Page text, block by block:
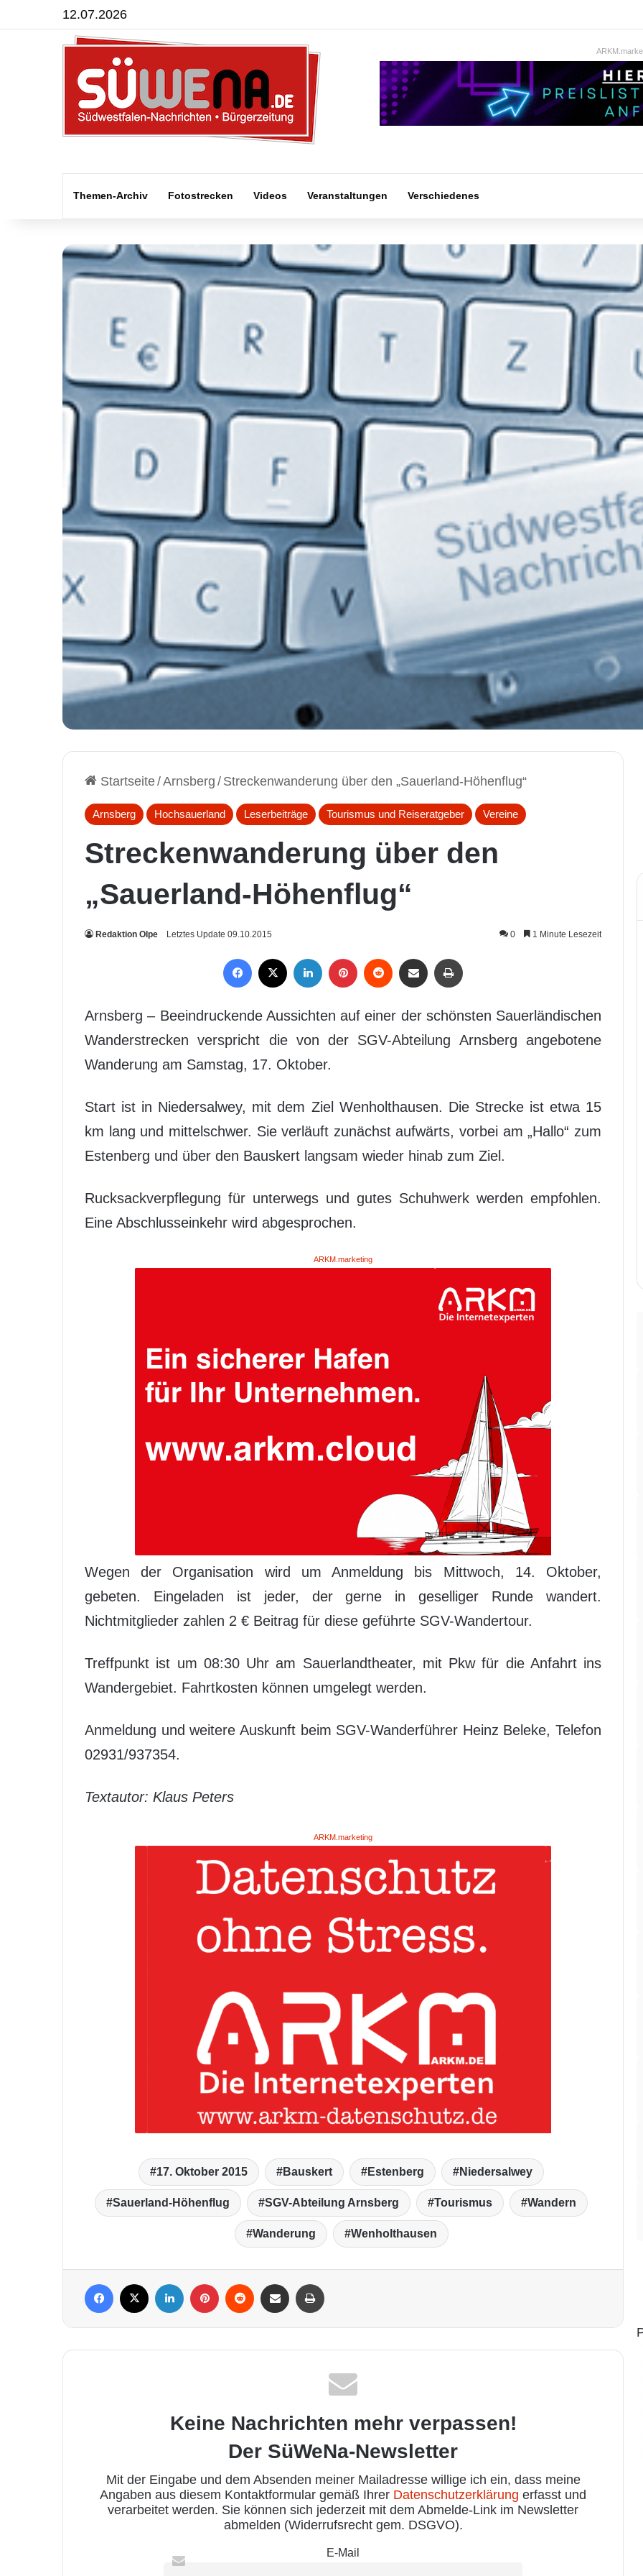
12.07.2026
Themen-Archiv Fotostrecken Videos Veranstaltungen Verschiedenes
Startseite/Arnsberg / Streckenwanderung über den „Sauerland-Höhenflug“
Arnsberg Hochsauerland Leserbeiträge Tourismus und Reiseratgeber Vereine
Streckenwanderung über den
„Sauerland-Höhenflug“
Redaktion Olpe Letztes Update 09.10.2015 0 1 Minute Lesezeit
Arnsberg – Beeindruckende Aussichten auf einer der schönsten Sauerländischen
Wanderstrecken verspricht die von der SGV-Abteilung Arnsberg angebotene
Wanderung am Samstag, 17. Oktober.
Start ist in Niedersalwey, mit dem Ziel Wenholthausen. Die Strecke ist etwa 15
km lang und mittelschwer. Sie verläuft zunächst aufwärts, vorbei am „Hallo“ zum
Estenberg und über den Bauskert langsam wieder hinab zum Ziel.
Rucksackverpflegung für unterwegs und gutes Schuhwerk werden empfohlen.
Eine Abschlusseinkehr wird abgesprochen.
ARKM.marketing
Wegen der Organisation wird um Anmeldung bis Mittwoch, 14. Oktober,
gebeten. Eingeladen ist jeder, der gerne in geselliger Runde wandert.
Nichtmitglieder zahlen 2 € Beitrag für diese geführte SGV-Wandertour.
Treffpunkt ist um 08:30 Uhr am Sauerlandtheater, mit Pkw für die Anfahrt ins
Wandergebiet. Fahrtkosten können umgelegt werden.
Anmeldung und weitere Auskunft beim SGV-Wanderführer Heinz Beleke, Telefon
02931/937354.
Textautor: Klaus Peters
ARKM.marketing
17. Oktober 2015 Bauskert Estenberg Niedersalwey
Sauerland-Höhenflug SGV-Abteilung Arnsberg Tourismus Wandern
Wanderung Wenholthausen
Keine Nachrichten mehr verpassen!
Der SüWeNa-Newsletter
Mit der Eingabe und dem Absenden meiner Mailadresse willige ich ein, dass meine
Angaben aus diesem Kontaktformular gemäß Ihrer Datenschutzerklärung erfasst und
verarbeitet werden. Sie können sich jederzeit mit dem Abmelde-Link im Newsletter
abmelden (Widerrufsrecht gem. DSGVO).
E-Mail